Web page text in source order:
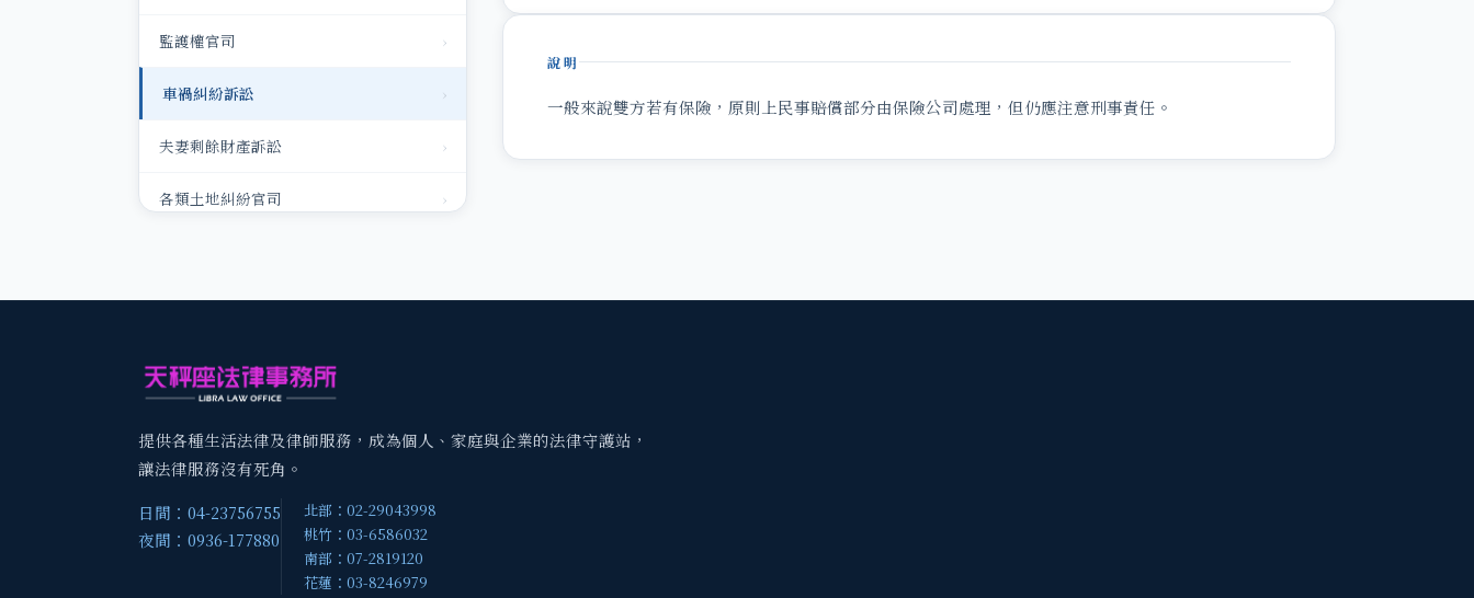
監護權官司 ›
車禍糾紛訴訟 ›
夫妻剩餘財產訴訟 ›
各類土地糾紛官司 ›
家事狀紙（離婚、監護、扶養合併） ›
家暴事件
免除扶養訴訟
律師代立遺囑
律師代理出面協商或調解
說明
一般來說雙方若有保險，原則上民事賠償部分由保險公司處理，但仍應注意刑事責任。
提供各種生活法律及律師服務，成為個人、家庭與企業的法律守護站，
讓法律服務沒有死角。
日間：04-23756755
夜間：0936-177880
北部：02-29043998
桃竹：03-6586032
南部：07-2819120
花蓮：03-8246979